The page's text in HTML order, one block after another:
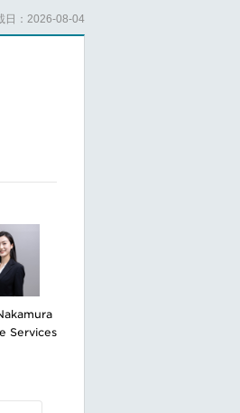
日：2026-08-04
Services